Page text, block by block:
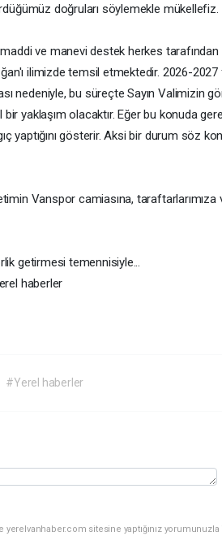
doğruları söylemekle mükellefiz.
ve manevi destek herkes tarafından
ilimizde temsil etmektedir. 2026-
nedeniyle, bu süreçte Sayın Valimizin
yaklaşım olacaktır. Eğer bu konuda
yaptığını gösterir. Aksi bir durum söz
Vanspor camiasına, taraftarlarımıza
getirmesi temennisiyle...
haberler
#Yerel haberler
yerelvanhaber.com sitesine yaptığınız